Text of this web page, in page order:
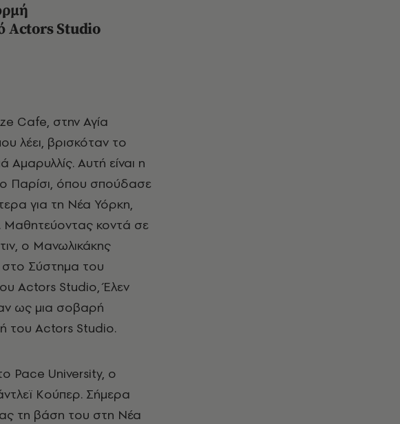
Actors Studio
Cafe, στην Αγία
λέει, βρισκόταν το
Αμαρυλλίς. Αυτή είναι η
Παρίσι, όπου σπούδασε
για τη Νέα Υόρκη,
. Μαθητεύοντας κοντά σε
ο Μανωλικάκης
στο Σύστημα του
Actors Studio, Έλεν
ως μια σοβαρή
του Actors Studio.
Pace University, ο
Κούπερ. Σήμερα
τη βάση του στη Νέα